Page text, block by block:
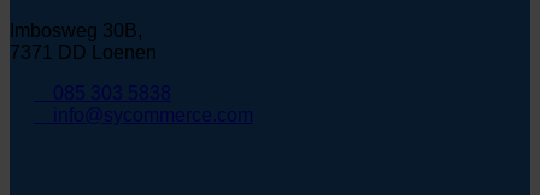
Imbosweg 30B,
7371 DD Loenen
085 303 5838
info@sycommerce.com